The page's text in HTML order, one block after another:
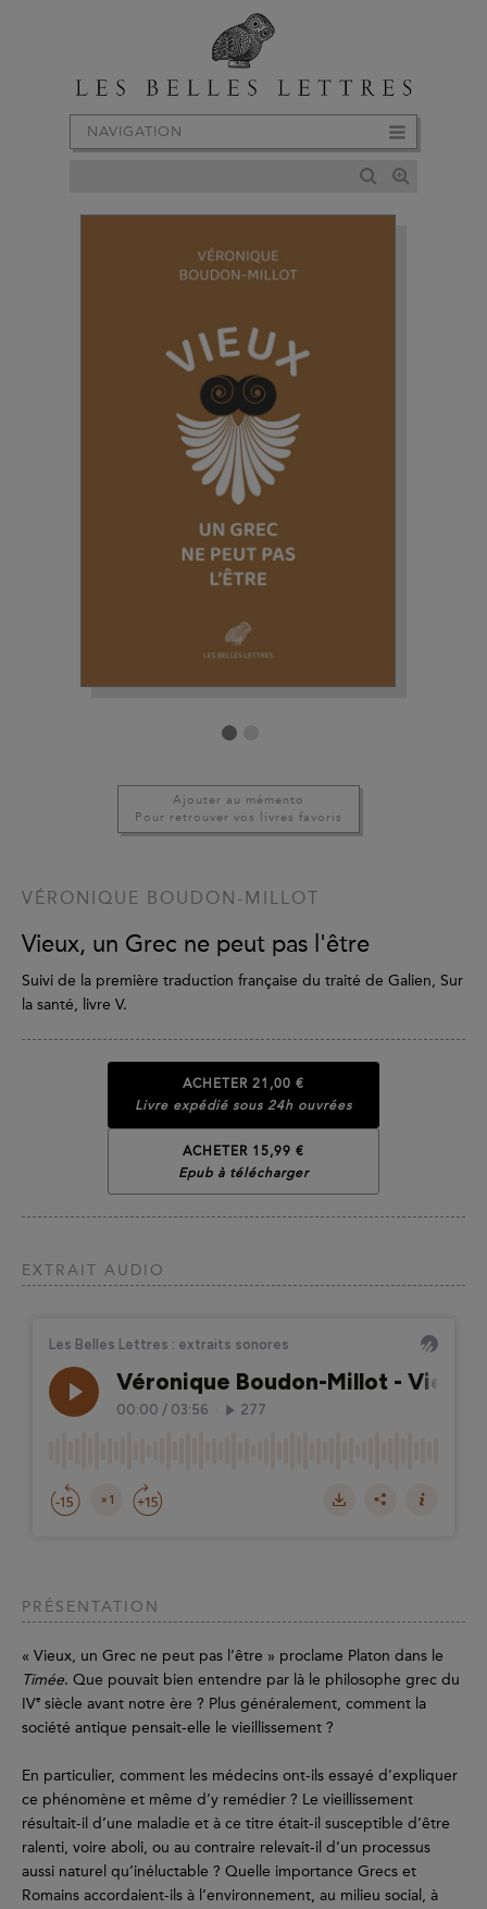
NAVIGATION
Ajouter au mémento
Pour retrouver vos livres favoris
VÉRONIQUE BOUDON-MILLOT
Vieux, un Grec ne peut pas l'être
Suivi de la première traduction française du traité de Galien, Sur
la santé, livre V.
ACHETER 21,00 €
Livre expédié sous 24h ouvrées
ACHETER 15,99 €
Epub à télécharger
EXTRAIT AUDIO
PRÉSENTATION
« Vieux, un Grec ne peut pas l’être » proclame Platon dans le
Timée. Que pouvait bien entendre par là le philosophe grec du
IVe siècle avant notre ère ? Plus généralement, comment la
société antique pensait-elle le vieillissement ?
En particulier, comment les médecins ont-ils essayé d’expliquer
ce phénomène et même d’y remédier ? Le vieillissement
résultait-il d’une maladie et à ce titre était-il susceptible d’être
ralenti, voire aboli, ou au contraire relevait-il d’un processus
aussi naturel qu’inéluctable ? Quelle importance Grecs et
Romains accordaient-ils à l’environnement, au milieu social, à